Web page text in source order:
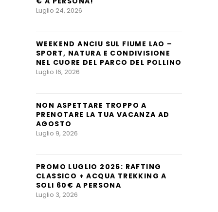
Luglio 24, 2026
WEEKEND ANCIU SUL FIUME LAO –
SPORT, NATURA E CONDIVISIONE
NEL CUORE DEL PARCO DEL POLLINO
Luglio 16, 2026
NON ASPETTARE TROPPO A
PRENOTARE LA TUA VACANZA AD
AGOSTO
Luglio 9, 2026
PROMO LUGLIO 2026: RAFTING
CLASSICO + ACQUA TREKKING A
SOLI 60€ A PERSONA
Luglio 3, 2026